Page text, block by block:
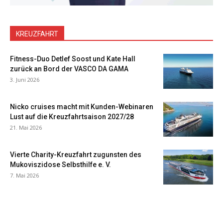
KREUZFAHRT
Fitness-Duo Detlef Soost und Kate Hall
zurück an Bord der VASCO DA GAMA
3. Juni 2026
Nicko cruises macht mit Kunden-Webinaren
Lust auf die Kreuzfahrtsaison 2027/28
21. Mai 2026
Vierte Charity-Kreuzfahrt zugunsten des
Mukoviszidose Selbsthilfe e. V.
7. Mai 2026